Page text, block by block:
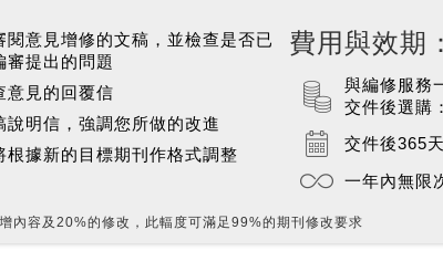
閱意見增修的文稿，並檢查是否已
審提出的問題
意見的回覆信
說明信，強調您所做的改進
根據新的目標期刊作格式調整
費用與效期：
與編修服務
交件後選購
交件後365
一年內無限
內容及20%的修改，此輻度可滿足99%的期刊修改要求